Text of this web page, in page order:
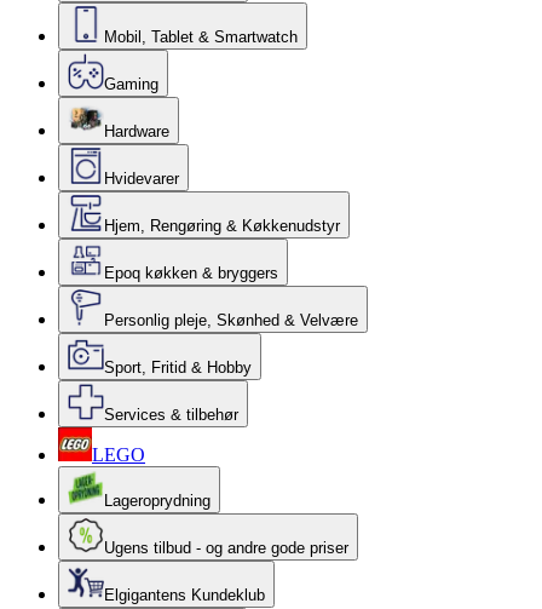
Mobil, Tablet & Smartwatch
Gaming
Hardware
Hvidevarer
Hjem, Rengøring & Køkkenudstyr
Epoq køkken & bryggers
Personlig pleje, Skønhed & Velvære
Sport, Fritid & Hobby
Services & tilbehør
LEGO
Lageroprydning
Ugens tilbud - og andre gode priser
Elgigantens Kundeklub